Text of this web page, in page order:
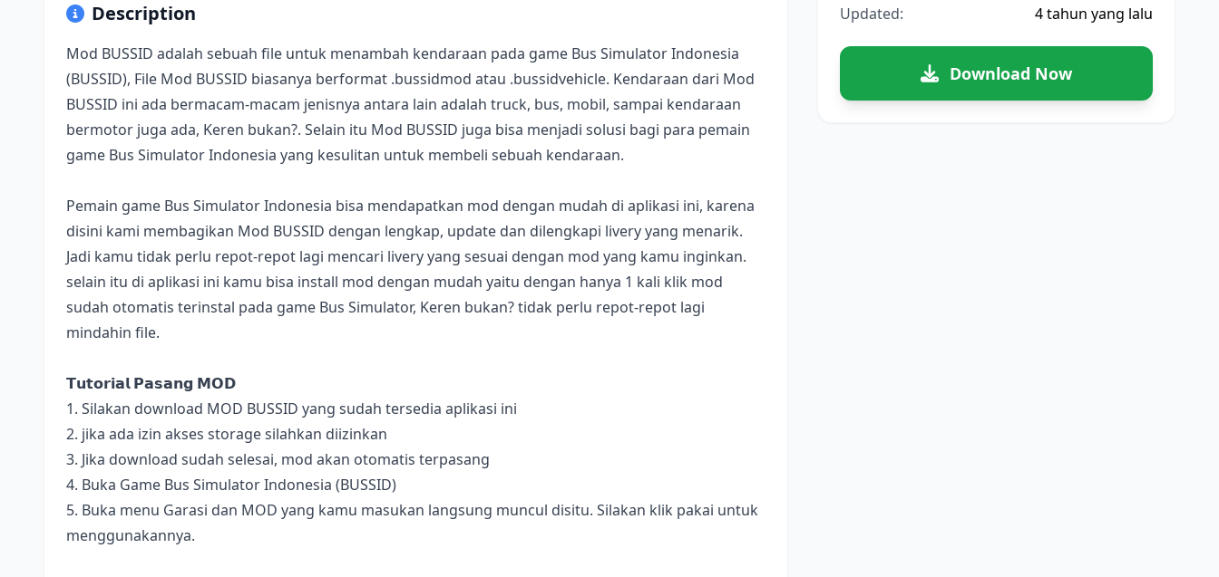
Description
Mod BUSSID adalah sebuah file untuk menambah kendaraan pada game Bus Simulator Indonesia
(BUSSID), File Mod BUSSID biasanya berformat .bussidmod atau .bussidvehicle. Kendaraan dari Mod
BUSSID ini ada bermacam-macam jenisnya antara lain adalah truck, bus, mobil, sampai kendaraan
bermotor juga ada, Keren bukan?. Selain itu Mod BUSSID juga bisa menjadi solusi bagi para pemain
game Bus Simulator Indonesia yang kesulitan untuk membeli sebuah kendaraan.
Pemain game Bus Simulator Indonesia bisa mendapatkan mod dengan mudah di aplikasi ini, karena
disini kami membagikan Mod BUSSID dengan lengkap, update dan dilengkapi livery yang menarik.
Jadi kamu tidak perlu repot-repot lagi mencari livery yang sesuai dengan mod yang kamu inginkan.
selain itu di aplikasi ini kamu bisa install mod dengan mudah yaitu dengan hanya 1 kali klik mod
sudah otomatis terinstal pada game Bus Simulator, Keren bukan? tidak perlu repot-repot lagi
mindahin file.
𝗧𝘂𝘁𝗼𝗿𝗶𝗮𝗹 𝗣𝗮𝘀𝗮𝗻𝗴 𝗠𝗢𝗗
1. Silakan download MOD BUSSID yang sudah tersedia aplikasi ini
2. jika ada izin akses storage silahkan diizinkan
3. Jika download sudah selesai, mod akan otomatis terpasang
4. Buka Game Bus Simulator Indonesia (BUSSID)
5. Buka menu Garasi dan MOD yang kamu masukan langsung muncul disitu. Silakan klik pakai untuk
menggunakannya.
Updated: 4 tahun yang lalu
Download Now